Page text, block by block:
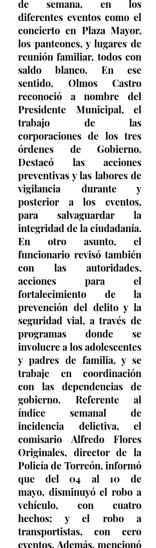
de semana, en los
diferentes eventos como el
concierto en Plaza Mayor,
los panteones, y lugares de
reunión familiar, todos con
saldo blanco. En ese
sentido, Olmos Castro
reconoció a nombre del
Presidente Municipal, el
trabajo de las
corporaciones de los tres
órdenes de Gobierno.
Destacó las acciones
preventivas y las labores de
vigilancia durante y
posterior a los eventos,
para salvaguardar la
integridad de la ciudadanía.
En otro asunto, el
funcionario revisó también
con las autoridades,
acciones para el
fortalecimiento de la
prevención del delito y la
seguridad vial, a través de
programas donde se
involucre a los adolescentes
y padres de familia, y se
trabaje en coordinación
con las dependencias de
gobierno. Referente al
índice semanal de
incidencia delictiva, el
comisario Alfredo Flores
Originales, director de la
Policía de Torreón, informó
que del 04 al 10 de
mayo, disminuyó el robo a
vehículo, con cuatro
hechos; y el robo a
transportistas, con cero
eventos. Además, mencionó